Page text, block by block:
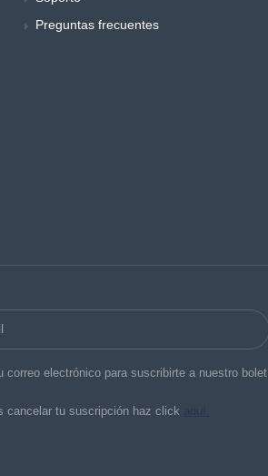
Preguntas frecuentes
correo electrónico para suscribirte a nuestro
cancelar tu suscripción haz click